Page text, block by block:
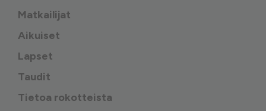
Matkailijat
Aikuiset
Lapset
Taudit
Tietoa rokotteista